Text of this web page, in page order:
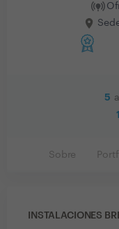
5
1
Sobre
INSTALACIONES